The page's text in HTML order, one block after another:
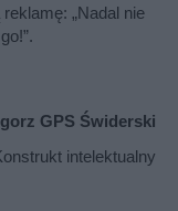
„Nadal nie
GPS Świderski
intelektualny